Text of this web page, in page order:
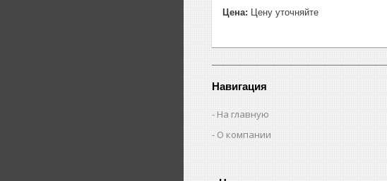
Цена: Цену уточняйте
Навигация
На главную
О компании